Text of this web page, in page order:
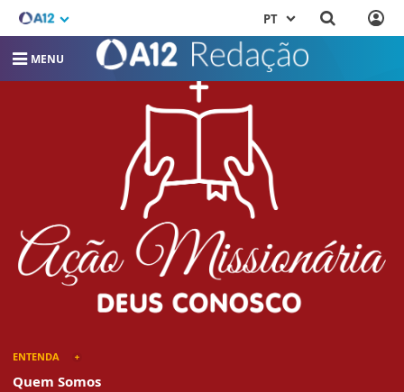
PT
MENU
ENTENDA
Quem Somos